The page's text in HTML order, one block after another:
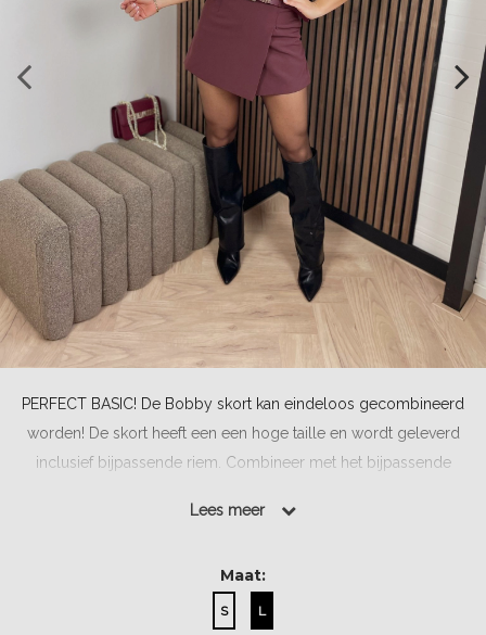
PERFECT BASIC! De Bobby skort kan eindeloos gecombineerd
worden! De skort heeft een een hoge taille en wordt geleverd
inclusief bijpassende riem. Combineer met het bijpassende
Lees meer
Lees meer
Maat:
S L